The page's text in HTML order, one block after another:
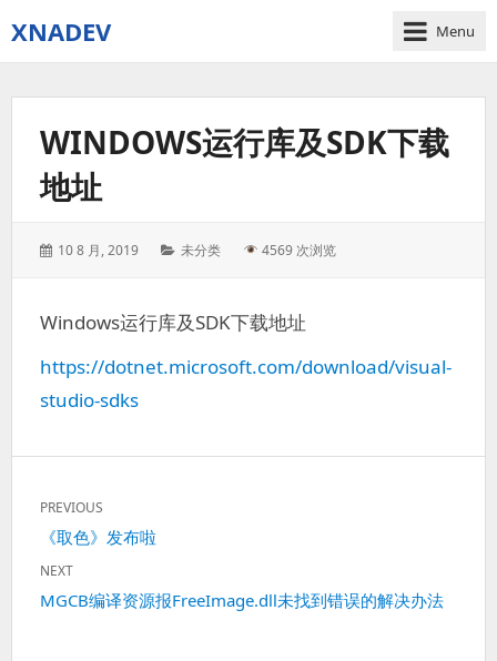
XNADEV Menu
WINDOWS运行库及SDK下载
地址
Posted
10 8 月, 2019 Categories:
未分类 4569 次浏览
Windows运行库及SDK下载地址
https://dotnet.microsoft.com/download/visual-
studio-sdks
文
章
导
航
PREVIOUS
Previous
post:
《取色》发布啦
NEXT
Next
MGCB编译资源报FreeImage.dll未找到错误的解决办法